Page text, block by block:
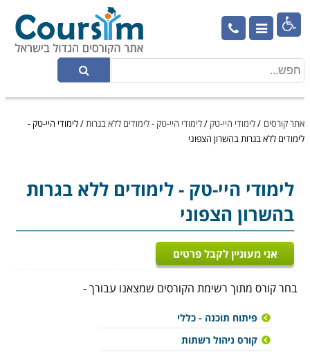

אתר קורסים /לימודי היי-טק /לימודי היי-טק - לימודים ללא בגרות/לימודי היי-טק -
לימודים ללא בגרות בהשרון הצפוני
לימודי היי-טק - לימודים ללא בגרות
בהשרון הצפוני
אני מעוניין לקבל פרטים
בחר קורס מתוך רשימת הקורסים שמצאנו עבורך -
פיתוח תוכנה - כללי
קורס ניהול רשתות